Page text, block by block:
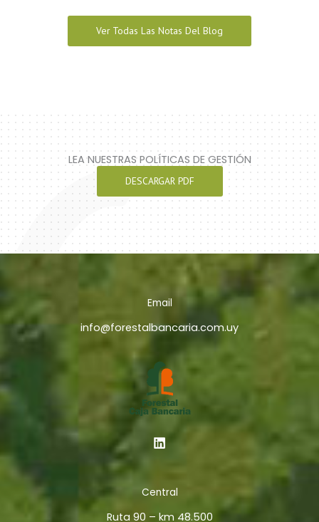
Ver Todas Las Notas Del Blog
LEA NUESTRAS POLÍTICAS DE GESTIÓN
DESCARGAR PDF
Email
info@forestalbancaria.com.uy
Central
Ruta 90 – km 48.500